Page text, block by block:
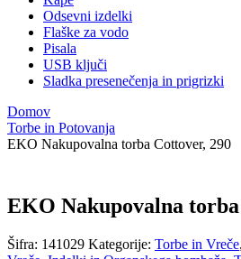
Odsevni izdelki
Flaške za vodo
Pisala
USB ključi
Sladka presenečenja in prigrizki
Domov
Torbe in Potovanja
EKO Nakupovalna torba Cottover, 290
EKO Nakupovalna
Šifra: 141029 Kategorije: Torbe in Vreče,